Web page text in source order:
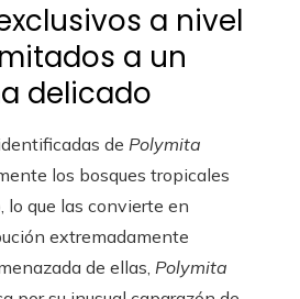
a nivel
a un
delicado
de Polymita
los bosques tropicales
lo que las convierte en
extremadamente
de ellas, Polymita